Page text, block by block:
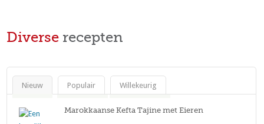
Diverse recepten
Nieuw Populair Willekeurig
Marokkaanse Kefta Tajine met Eieren